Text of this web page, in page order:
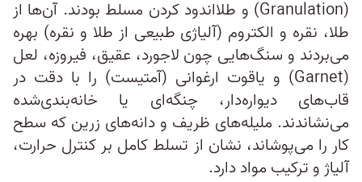
(Granulation) و طلااندود کردن مسلط بودند. آن‌ها از
طلا، نقره و الکتروم (آلیاژی طبیعی از طلا و نقره) بهره
می‌بردند و سنگ‌هایی چون لاجورد، عقیق، فیروزه، لعل
(Garnet) و یاقوت ارغوانی (آمتیست) را با دقت در
قاب‌های دیواره‌دار، چنگه‌ای یا خانه‌بندی‌شده
می‌نشاندند. ملیله‌های ظریف و دانه‌های زرین که سطح
کار را می‌پوشاند، نشان از تسلط کامل بر کنترل حرارت،
آلیاژ و ترکیب مواد دارد.